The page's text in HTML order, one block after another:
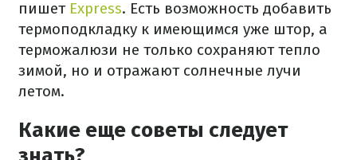
пишет Express. Есть возможность добавить
термоподкладку к имеющимся уже штор, а
терможалюзи не только сохраняют тепло
зимой, но и отражают солнечные лучи
летом.
Какие еще советы следует